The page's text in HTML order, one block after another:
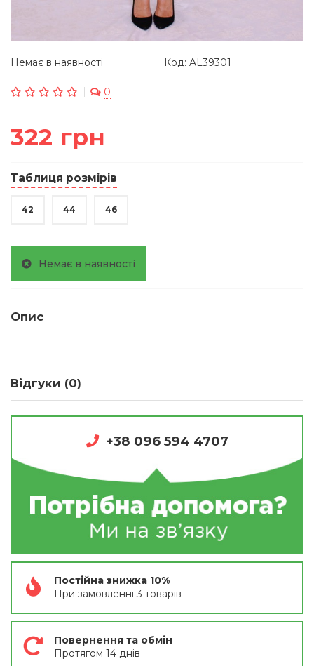
Немає в наявності Код: AL39301
0
322 грн
Таблиця розмірів
42 44 46
Немає в наявності
Опис
Відгуки (0)
+38 096 594 4707
Постійна знижка 10%
При замовленні 3 товарів
Повернення та обмін
Протягом 14 днів